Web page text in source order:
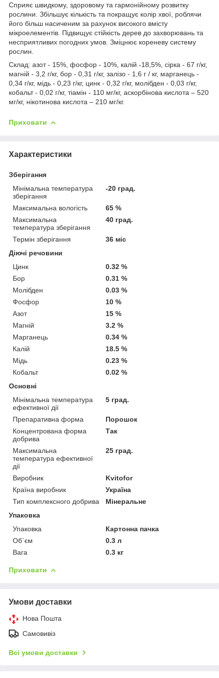
Сприяє швидкому, здоровому та гармонійному розвитку
рослини. Збільшує кількість та покращує колір хвої, роблячи
його більш насиченим за рахунок високого вмісту
мікроелементів. Підвищує стійкість дерев до захворювань та
несприятливих погодних умов. Зміцнює кореневу систему
рослин.
Склад: азот - 15%, фосфор - 10%, калій -18,5%, сірка - 67 г/кг,
магній - 3,2 г/кг, бор - 0,31 г/кг, залізо - 1,6 г / кг, марганець -
0,34 г/кг, мідь - 0,23 г/кг, цинк - 0,32 г/кг, молібден - 0,03 г/кг,
кобальт - 0,02 г/кг, тіамін - 110 мг/кг, аскорбінова кислота – 520
мг/кг, нікотинова кислота – 210 мг/кг.
Приховати
Характеристики
Зберігання
Мінімальна температура
зберігання
-20 град.
Максимальна вологість
65 %
Максимальна
температура зберігання
40 град.
Термін зберігання
36 міс
Діючі речовини
Цинк
0.32 %
Бор
0.31 %
Молібден
0.03 %
Фосфор
10 %
Азот
15 %
Магній
3.2 %
Марганець
0.34 %
Калій
18.5 %
Мідь
0.23 %
Кобальт
0.02 %
Основні
Мінімальна температура
ефективної дії
5 град.
Препаративна форма
Порошок
Концентрована форма
добрива
Так
Максимальна
температура ефективної
дії
25 град.
Виробник
Kvitofor
Країна виробник
Україна
Тип комплексного добрива
Мінеральне
Упаковка
Упаковка
Картонна пачка
Об`єм
0.3 л
Вага
0.3 кг
Приховати
Умови доставки
Нова Пошта
Самовивіз
Всі умови доставки